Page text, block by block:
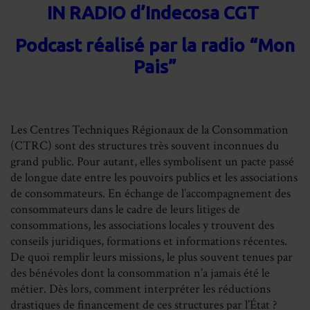
on
Facebook
on
LinkedIn
IN RADIO d’Indecosa CGT
Podcast réalisé par la radio “Mon
Pais”
Les Centres Techniques Régionaux de la Consommation
(CTRC) sont des structures très souvent inconnues du
grand public. Pour autant, elles symbolisent un pacte passé
de longue date entre les pouvoirs publics et les associations
de consommateurs. En échange de l’accompagnement des
consommateurs dans le cadre de leurs litiges de
consommations, les associations locales y trouvent des
conseils juridiques, formations et informations récentes.
De quoi remplir leurs missions, le plus souvent tenues par
des bénévoles dont la consommation n’a jamais été le
métier. Dès lors, comment interpréter les réductions
drastiques de financement de ces structures par l’État ?